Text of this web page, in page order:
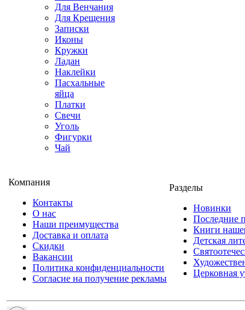
Для Венчания
Для Крещения
Записки
Иконы
Кружки
Ладан
Наклейки
Пасхальные
яйца
Платки
Свечи
Уголь
Фигурки
Чай
Компания
Контакты
О нас
Наши преимущества
Доставка и оплата
Скидки
Вакансии
Политика конфиденциальности
Согласие на получение рекламы
Разделы
Новинки
Последние
Книги
Детская
Церковная